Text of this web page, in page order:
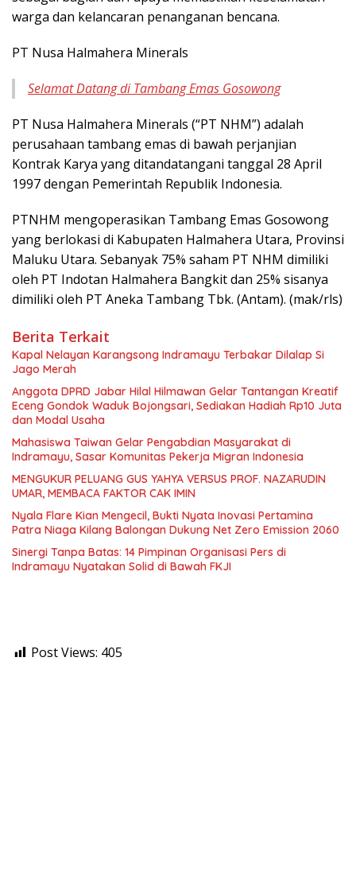
warga dan kelancaran penanganan bencana.
PT Nusa Halmahera Minerals
Selamat Datang di Tambang Emas Gosowong
PT Nusa Halmahera Minerals (“PT NHM”) adalah
perusahaan tambang emas di bawah perjanjian
Kontrak Karya yang ditandatangani tanggal 28 April
1997 dengan Pemerintah Republik Indonesia.
PTNHM mengoperasikan Tambang Emas Gosowong
yang berlokasi di Kabupaten Halmahera Utara, Provinsi
Maluku Utara. Sebanyak 75% saham PT NHM dimiliki
oleh PT Indotan Halmahera Bangkit dan 25% sisanya
dimiliki oleh PT Aneka Tambang Tbk. (Antam). (mak/rls)
Berita Terkait
Kapal Nelayan Karangsong Indramayu Terbakar Dilalap Si
Jago Merah
Anggota DPRD Jabar Hilal Hilmawan Gelar Tantangan Kreatif
Eceng Gondok Waduk Bojongsari, Sediakan Hadiah Rp10 Juta
dan Modal Usaha
Mahasiswa Taiwan Gelar Pengabdian Masyarakat di
Indramayu, Sasar Komunitas Pekerja Migran Indonesia
MENGUKUR PELUANG GUS YAHYA VERSUS PROF. NAZARUDIN
UMAR, MEMBACA FAKTOR CAK IMIN
Nyala Flare Kian Mengecil, Bukti Nyata Inovasi Pertamina
Patra Niaga Kilang Balongan Dukung Net Zero Emission 2060
Sinergi Tanpa Batas: 14 Pimpinan Organisasi Pers di
Indramayu Nyatakan Solid di Bawah FKJI
Post Views: 405